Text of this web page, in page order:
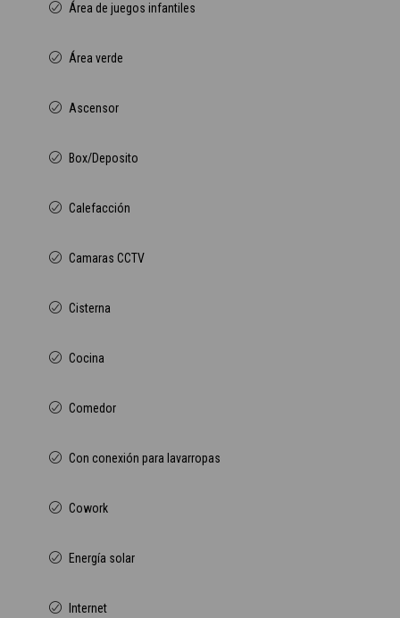
Área de juegos infantiles
Área verde
Ascensor
Box/Deposito
Calefacción
Camaras CCTV
Cisterna
Cocina
Comedor
Con conexión para lavarropas
Cowork
Energía solar
Internet